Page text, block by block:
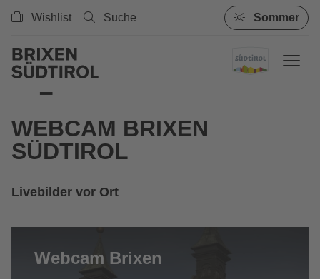
Wishlist Suche Sommer
WEBCAM BRIXEN
SÜDTIROL
Livebilder vor Ort
Webcam Brixen